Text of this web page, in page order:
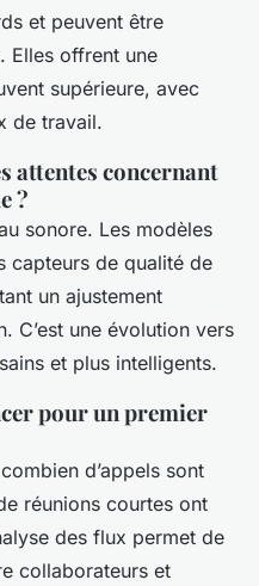
et peuvent être
Elles offrent une
supérieure, avec
de travail.
attentes concernant
?
sonore. Les modèles
capteurs de qualité de
un ajustement
C’est une évolution vers
et plus intelligents.
pour un premier
d’appels sont
réunions courtes ont
des flux permet de
collaborateurs et